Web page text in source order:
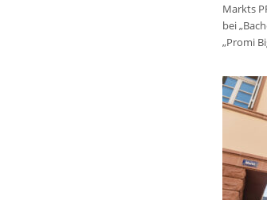
Markts
bei
„Promi